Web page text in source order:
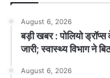
August 6, 2026
बड़ी खबर : पोलियो
जारी; स्वास्थ्य विभाग ने
August 6, 2026